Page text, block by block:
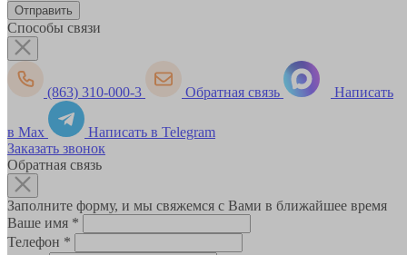
Способы связи
(863) 310-000-3 Обратная связь Написать
в Max
Написать в Telegram
Заказать звонок
Обратная связь
Заполните форму, и мы свяжемся с Вами в ближайшее время
Ваше имя *
Телефон *